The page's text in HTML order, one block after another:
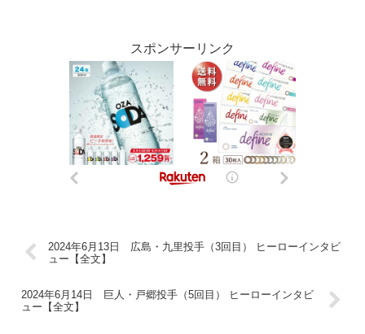
スポンサーリンク
2024年6月13日 広島・九里投手（3回目） ヒーローインタビ
ュー【全文】
2024年6月14日 巨人・戸郷投手（5回目） ヒーローインタビ
ュー【全文】